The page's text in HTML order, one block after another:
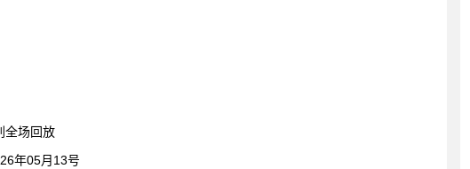
全场回放
年05月13号